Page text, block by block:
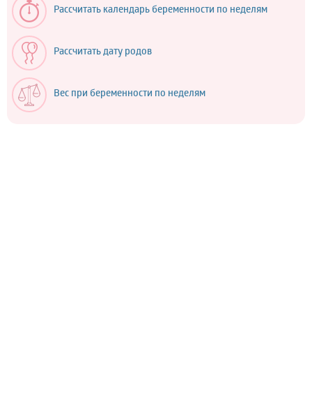
Рассчитать календарь беременности по неделям
Рассчитать дату родов
Вес при беременности по неделям